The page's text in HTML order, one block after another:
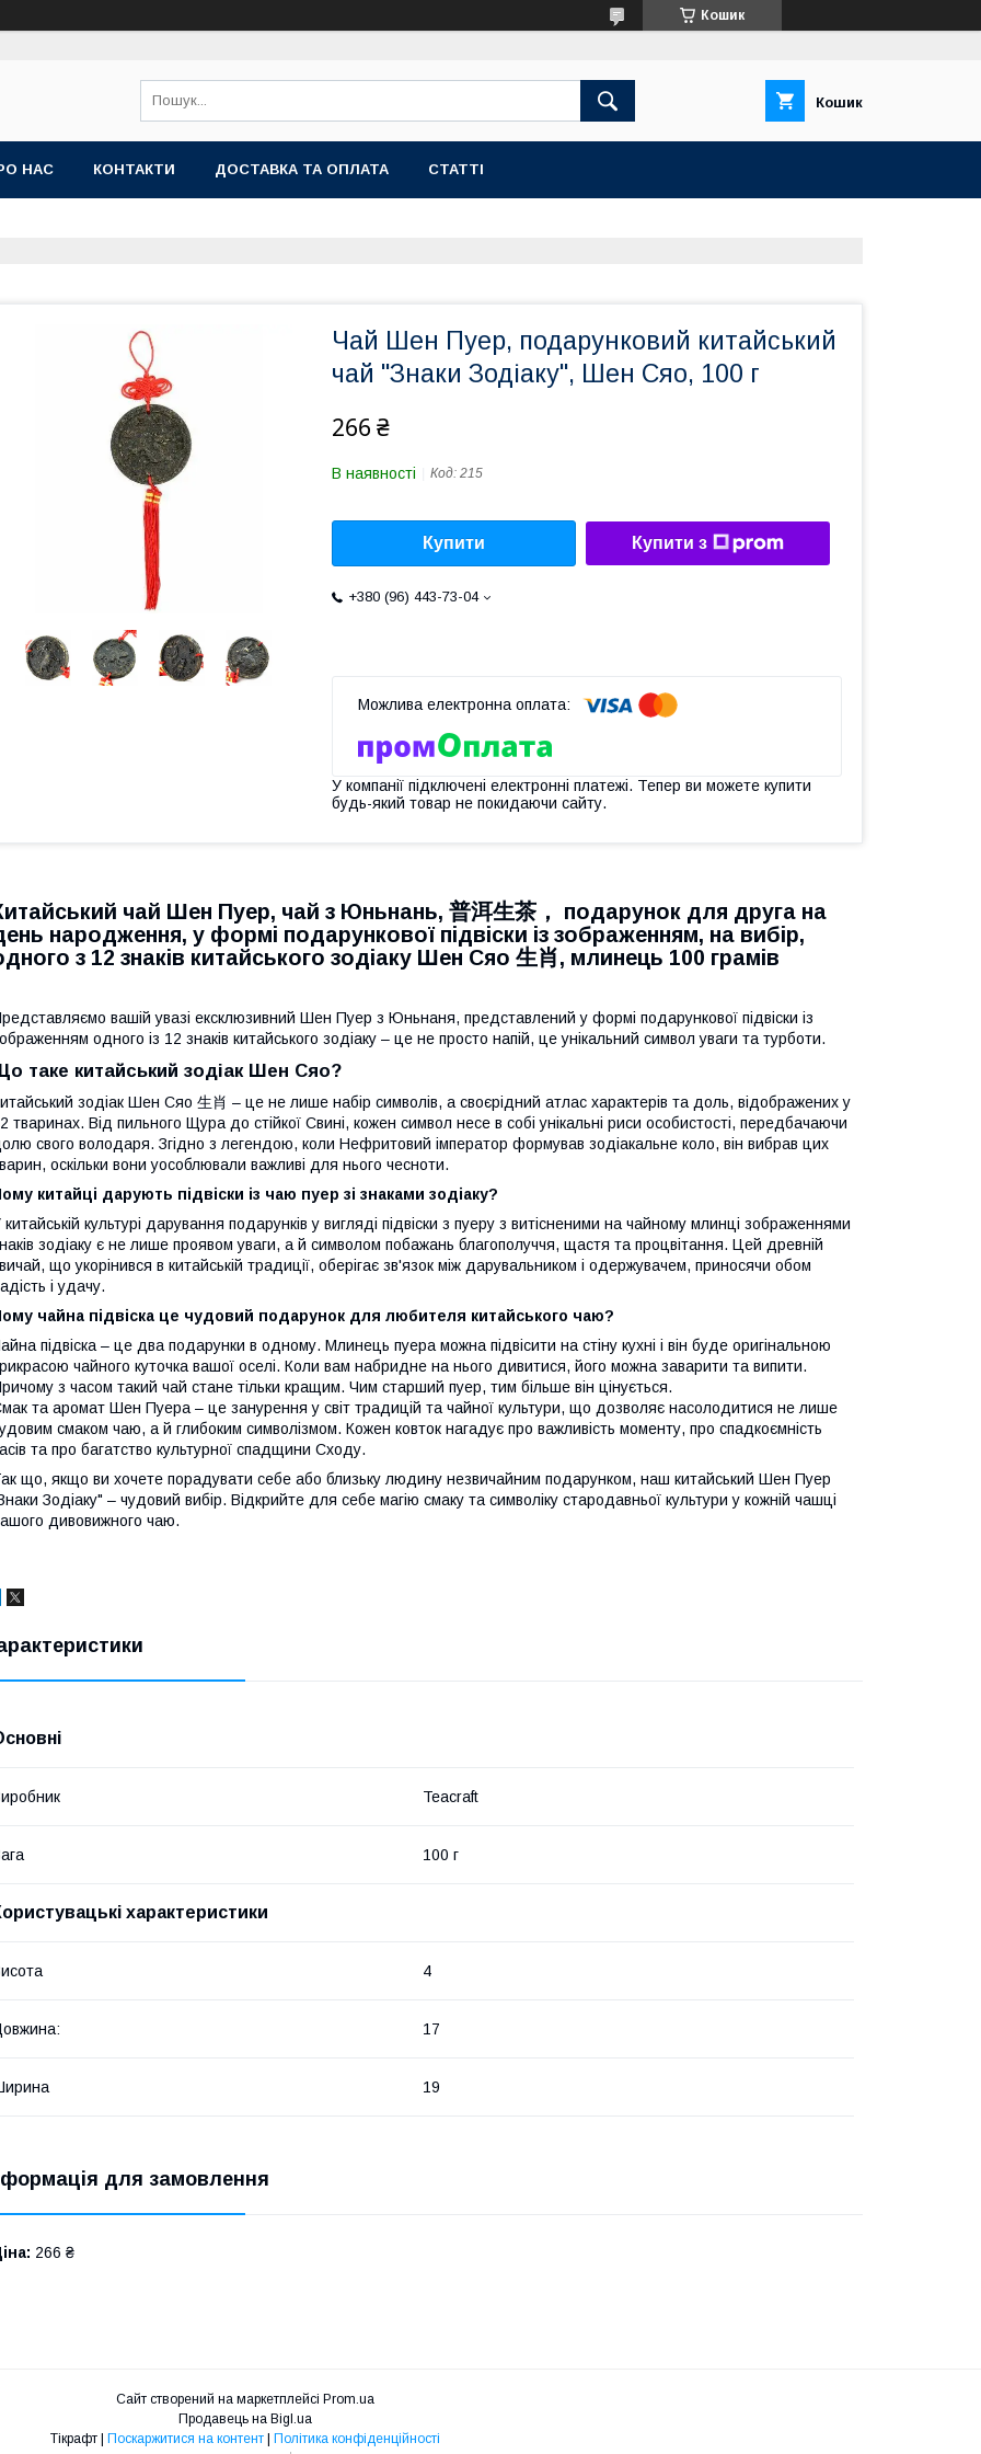
Кошик
Кошик
НАС КОНТАКТИ ДОСТАВКА ТА ОПЛАТА СТАТТІ
Чай Шен Пуер, подарунковий китайський
чай "Знаки Зодіаку", Шен Сяо, 100 г
266 ₴
В наявності Код: 215
Купити Купити з
+380 (96) 443-73-04
У компанії підключені електронні платежі. Тепер ви можете купити
будь-який товар не покидаючи сайту.
чай Шен Пуер, чай з Юньнань, 普洱生茶， подарунок для друга на
народження, у формі подарункової підвіски із зображенням, на вибір,
з 12 знаків китайського зодіаку Шен Сяо 生肖, млинець 100 грамів
вашій увазі ексклюзивний Шен Пуер з Юньнаня, представлений у формі подарункової підвіски із
одного із 12 знаків китайського зодіаку – це не просто напій, це унікальний символ уваги та турботи.
таке китайський зодіак Шен Сяо?
зодіак Шен Сяо 生肖 – це не лише набір символів, а своєрідний атлас характерів та доль, відображених у
тваринах. Від пильного Щура до стійкої Свині, кожен символ несе в собі унікальні риси особистості, передбачаючи
свого володаря. Згідно з легендою, коли Нефритовий імператор формував зодіакальне коло, він вибрав цих
оскільки вони уособлювали важливі для нього чесноти.
китайці дарують підвіски із чаю пуер зі знаками зодіаку?
китайській культурі дарування подарунків у вигляді підвіски з пуеру з витісненими на чайному млинці зображеннями
зодіаку є не лише проявом уваги, а й символом побажань благополуччя, щастя та процвітання. Цей древній
що укорінився в китайській традиції, оберігає зв'язок між дарувальником і одержувачем, приносячи обом
і удачу.
чайна підвіска це чудовий подарунок для любителя китайського чаю?
підвіска – це два подарунки в одному. Млинець пуера можна підвісити на стіну кухні і він буде оригінальною
чайного куточка вашої оселі. Коли вам набридне на нього дивитися, його можна заварити та випити.
з часом такий чай стане тільки кращим. Чим старший пуер, тим більше він цінується.
та аромат Шен Пуера – це занурення у світ традицій та чайної культури, що дозволяє насолодитися не лише
смаком чаю, а й глибоким символізмом. Кожен ковток нагадує про важливість моменту, про спадкоємність
та про багатство культурної спадщини Сходу.
що, якщо ви хочете порадувати себе або близьку людину незвичайним подарунком, наш китайський Шен Пуер
Зодіаку" – чудовий вибір. Відкрийте для себе магію смаку та символіку стародавньої культури у кожній чашці
дивовижного чаю.
Teacraft
100 г
характеристики
4
17
19
для замовлення
266 ₴
Сайт створений на маркетплейсі Prom.ua
Продавець на Bigl.ua
Поскаржитися на контент
Політика конфіденційності